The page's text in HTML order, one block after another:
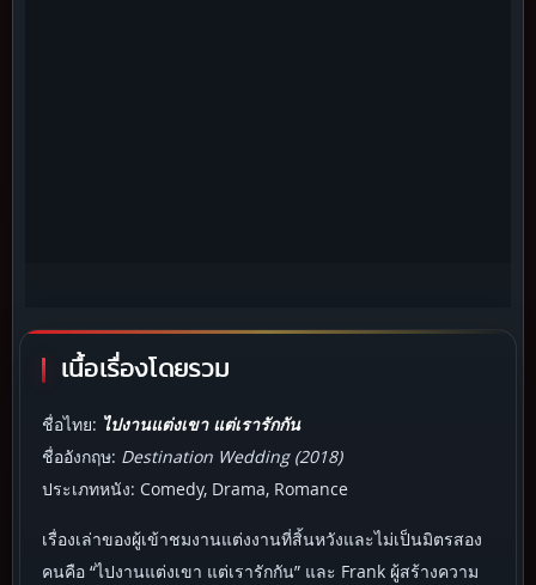
เนื้อเรื่องโดยรวม
ชื่อไทย: ไปงานแต่งเขา แต่เรารักกัน
ชื่ออังกฤษ: Destination Wedding (2018)
ประเภทหนัง: Comedy, Drama, Romance
เรื่องเล่าของผู้เข้าชมงานแต่งงานที่สิ้นหวังและไม่เป็นมิตรสอง
คนคือ “ไปงานแต่งเขา แต่เรารักกัน” และ Frank ผู้สร้างความ